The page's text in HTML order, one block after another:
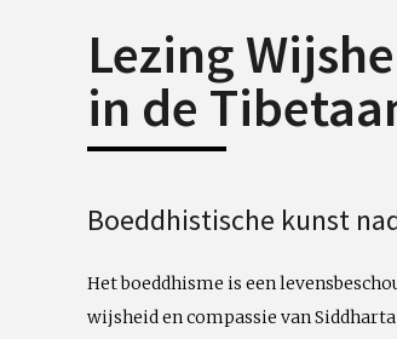
Lezing
in de
Boeddhistische kunst
Het boeddhisme is een
wijsheid en compassie van